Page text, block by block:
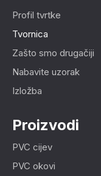
Profil tvrtke
Tvornica
Zašto smo drugačiji
Nabavite uzorak
Izložba
Proizvodi
PVC cijev
PVC okovi